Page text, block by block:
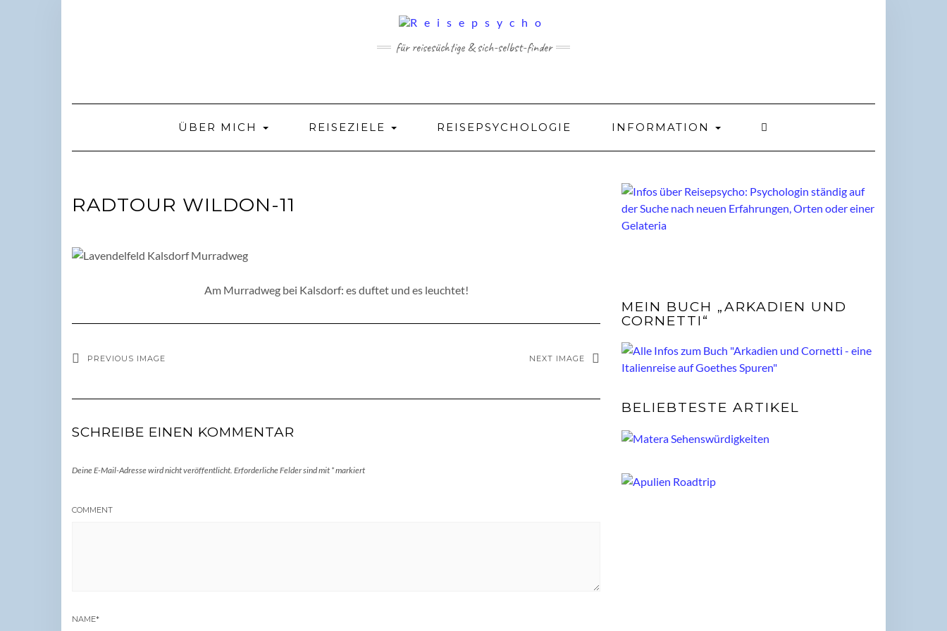
für reisesüchtige & sich-selbst-finder
ÜBER MICH REISEZIELE REISEPSYCHOLOGIE INFORMATION
RADTOUR WILDON-11
Am Murradweg bei Kalsdorf: es duftet und es leuchtet!
PREVIOUS IMAGE NEXT IMAGE
SCHREIBE EINEN KOMMENTAR
Deine E-Mail-Adresse wird nicht veröffentlicht. Erforderliche Felder sind mit *markiert
COMMENT
NAME*
MEIN BUCH „ARKADIEN UND
CORNETTI“
BELIEBTESTE ARTIKEL